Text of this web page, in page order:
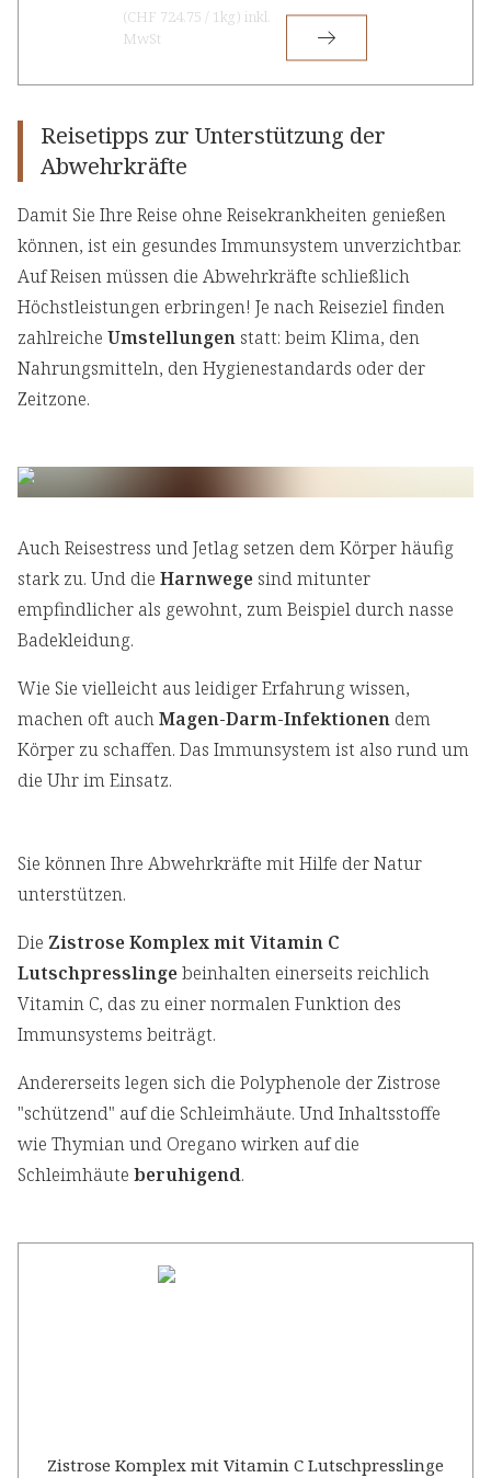
(CHF 724.75 / 1kg) inkl.
MwSt
Reisetipps zur Unterstützung der
Abwehrkräfte
Damit Sie Ihre Reise ohne Reisekrankheiten genießen
können, ist ein gesundes Immunsystem unverzichtbar.
Auf Reisen müssen die Abwehrkräfte schließlich
Höchstleistungen erbringen! Je nach Reiseziel finden
zahlreiche Umstellungen statt: beim Klima, den
Nahrungsmitteln, den Hygienestandards oder der
Zeitzone.
Auch Reisestress und Jetlag setzen dem Körper häufig
stark zu. Und die Harnwege sind mitunter
empfindlicher als gewohnt, zum Beispiel durch nasse
Badekleidung.
Wie Sie vielleicht aus leidiger Erfahrung wissen,
machen oft auchMagen-Darm-Infektionen dem
Körper zu schaffen. Das Immunsystem ist also rund um
die Uhr im Einsatz.
Sie können Ihre Abwehrkräfte mit Hilfe der Natur
unterstützen.
Die Zistrose Komplex mit Vitamin C
Lutschpresslingebeinhalten einerseits reichlich
Vitamin C, das zu einer normalen Funktion des
Immunsystems beiträgt.
Andererseits legen sich die Polyphenole der Zistrose
"schützend" auf die Schleimhäute. Und Inhaltsstoffe
wie Thymian und Oregano wirken auf die
Schleimhäute beruhigend.
Zistrose Komplex mit Vitamin C Lutschpresslinge